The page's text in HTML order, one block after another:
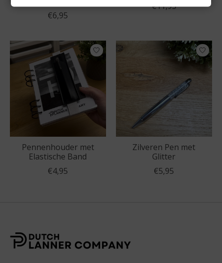
€6,95
€11,95
Pennenhouder met
Elastische Band
€4,95
Zilveren Pen met
Glitter
€5,95